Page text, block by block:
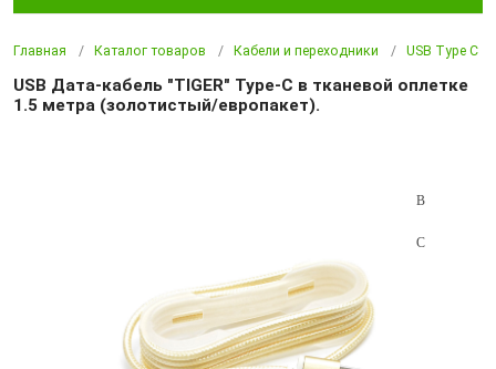
Главная Каталог товаров Кабели и переходники USB Type С
USB Дата-кабель "TIGER" Type-C в тканевой оплетке
1.5 метра (золотистый/европакет).